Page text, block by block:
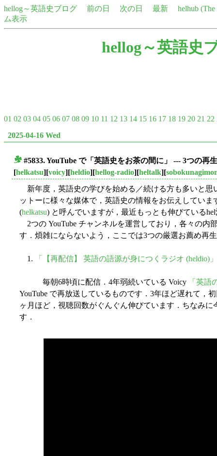
hellog～英語史ブログ 前の日 次の日 最新
helhub
ム表示
hellog～英語史
01 02 03 04 05 06 07 08 09 10 11 12 13 14 15 16 17 18 19 20 21 22
2025-04-16 Wed
#5833. YouTube で「英語史をお茶の間に」 --- 3つの再
[helkatsu][voicy][heldio][hellog-radio][heltalk][
新年度，英語史の学びを始める／続ける方も多いと思
ットーに様々な媒体で，英語史の情報をお伝えしてい
(helkatsu) と呼んでいますが，最近もっとも伸びている
2つの YouTube チャンネルを運営しており，各々の内
す．煩雑にならないよう，ここでは3つの厳選お薦め再
1. 「【再配信】 英語の語源が身につくラジオ (heldio)」
毎朝6時頃に配信．4年弱続いている Voicy
「英語
YouTube で再放送しているものです．3年ほど遅れて，
ヶ月ほど，視聴回数がぐんぐん伸びています．ちなみに
す．